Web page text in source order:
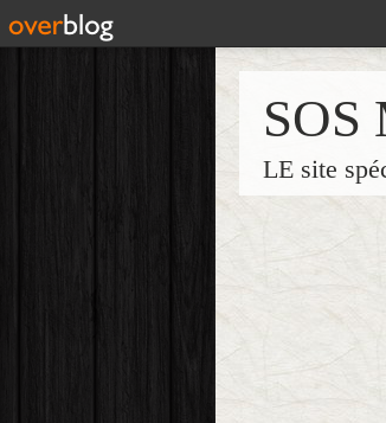
SOS
LE site